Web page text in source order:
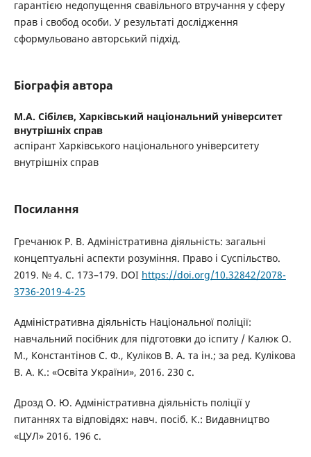
гарантією недопущення свавільного втручання у сферу
прав і свобод особи. У результаті дослідження
сформульовано авторський підхід.
Біографія автора
М.А. Сібілєв, Харківський національний університет
внутрішніх справ
аспірант Харківського національного університету
внутрішніх справ
Посилання
Гречанюк Р. В. Адміністративна діяльність: загальні
концептуальні аспекти розуміння. Право і Суспільство.
2019. № 4. С. 173–179. DOI https://doi.org/10.32842/2078-
3736-2019-4-25
Адміністративна діяльність Національної поліції:
навчальний посібник для підготовки до іспиту / Калюк О.
М., Константінов С. Ф., Куліков В. А. та ін.; за ред. Кулікова
В. А. К.: «Освіта України», 2016. 230 с.
Дрозд О. Ю. Адміністративна діяльність поліції у
питаннях та відповідях: навч. посіб. К.: Видавництво
«ЦУЛ» 2016. 196 с.